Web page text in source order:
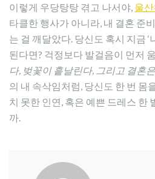
이렇게 우당탕탕 겪고 나서야, 울
타클한 행사가 아니라, 내 결혼 준
는 걸 깨달았다. 당신도 혹시 지금 ‘
된다면? 걱정보다 발걸음이 먼저
다, 벚꽃이 흩날린다, 그리고 결혼
의 내 속삭임처럼, 당신도 한 번 몸
치 못한 인연, 혹은 예쁜 드레스 한
까.